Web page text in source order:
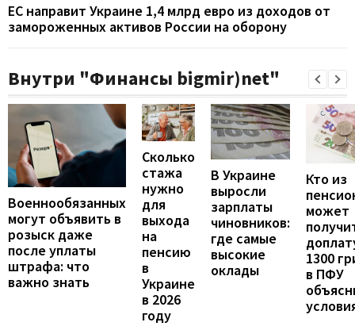
ЕС направит Украине 1,4 млрд евро из доходов от
замороженных активов России на оборону
Внутри "Финансы bigmir)net"
Военнообязанных
могут объявить в
розыск даже
после уплаты
штрафа: что
важно знать
Сколько
стажа
нужно
для
выхода
на
пенсию
в
Украине
в 2026
году
В Украине
выросли
зарплаты
чиновников:
где самые
высокие
оклады
Кто из
может
1300
в ПФУ